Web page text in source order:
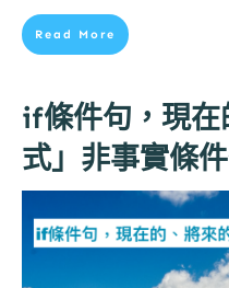
Read More
if條件句，現在
式」非事實條